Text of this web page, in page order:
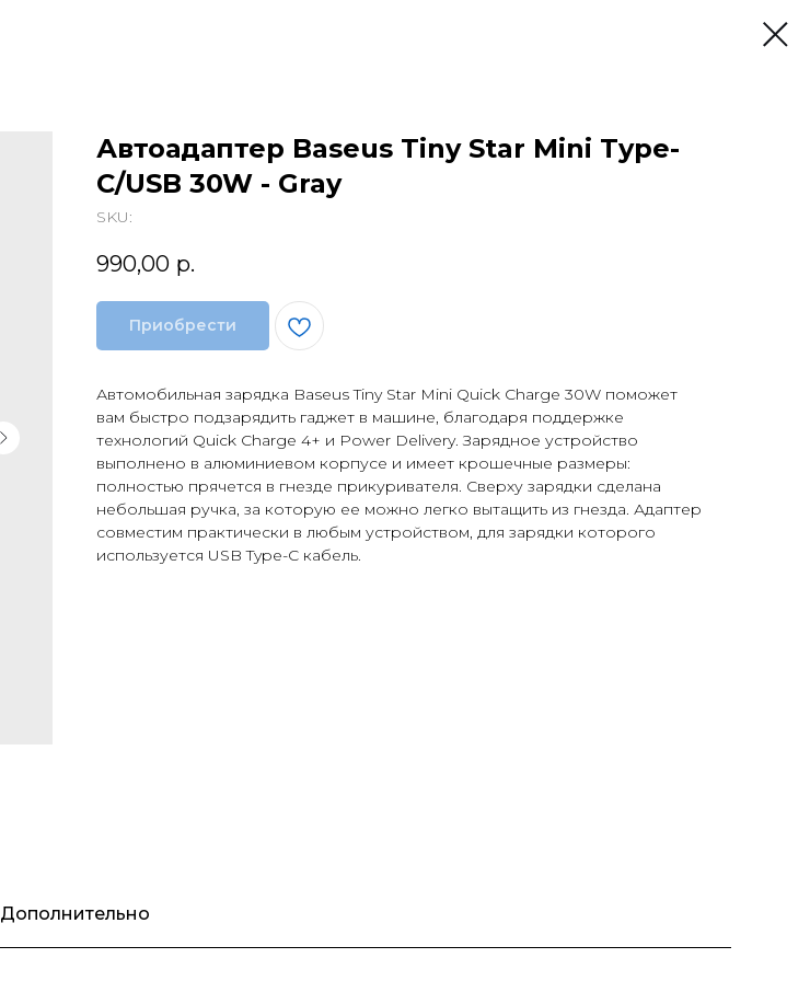
Автоадаптер Baseus Tiny Star Mini Type-
C/USB 30W - Gray
SKU:
990,00 р.
Приобрести
Автомобильная зарядка Baseus Tiny Star Mini Quick Charge 30W поможет
вам быстро подзарядить гаджет в машине, благодаря поддержке
технологий Quick Charge 4+ и Power Delivery. Зарядное устройство
выполнено в алюминиевом корпусе и имеет крошечные размеры:
полностью прячется в гнезде прикуривателя. Сверху зарядки сделана
небольшая ручка, за которую ее можно легко вытащить из гнезда. Адаптер
совместим практически в любым устройством, для зарядки которого
используется USB Type-C кабель.
Дополнительно